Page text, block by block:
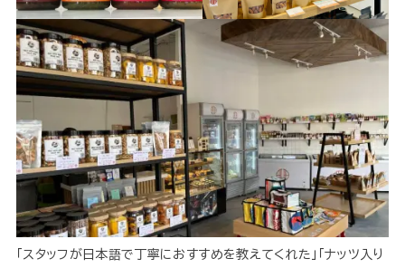
「スタッフが日本語で丁寧におすすめを教えてくれた」「ナッツ入り